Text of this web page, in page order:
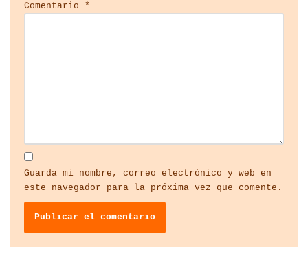
Comentario *
Guarda mi nombre, correo electrónico y web en
este navegador para la próxima vez que comente.